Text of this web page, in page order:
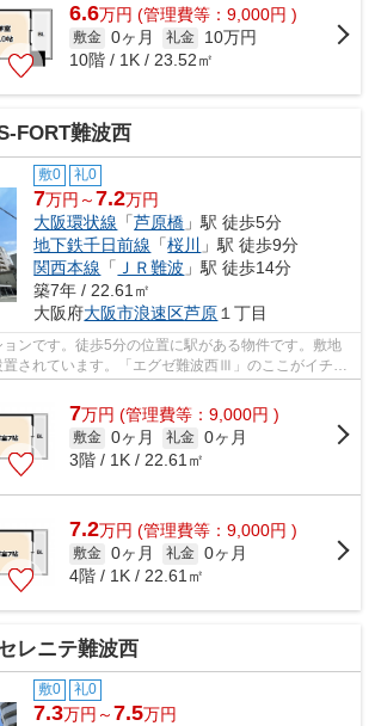
6.6万円 (管理費等：9,000円 )
敷金 0ヶ月 礼金
10万円
10階 / 1K / 23.52㎡
FORT難波西
敷0 礼0
7万円～7.2万円
大阪環状線 「芦原橋 」駅 徒歩5分
地下鉄千日前線 「桜川
」駅 徒歩9分
関西本線 「 ＪＲ難波 」駅 徒歩14分
築7年 / 22.61㎡
大阪府大阪市浪速区芦原 １丁目
ョンです。徒歩5分の位置に駅がある物件です。敷地
されています。「エグゼ難波西Ⅲ」のここがイチオ
見のご予約は大...
7万円 (管理費等：9,000円 )
敷金 0ヶ月 礼金 0ヶ月
3階 / 1K / 22.61㎡
7.2万円 (管理費等：9,000円 )
敷金 0ヶ月 礼金 0ヶ月
4階 / 1K / 22.61㎡
レニテ難波西
敷0 礼0
7.3万円～7.5万円